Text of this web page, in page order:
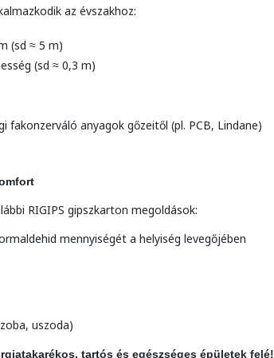
az évszakhoz:
(sd ≈ 5 m)
(sd ≈ 0,3 m)
anyagok gőzeitől (pl. PCB, Lindane)
RIGIPS gipszkarton megoldások:
mennyiségét a helyiség levegőjében
uszoda)
tartós és egészséges épületek felé!